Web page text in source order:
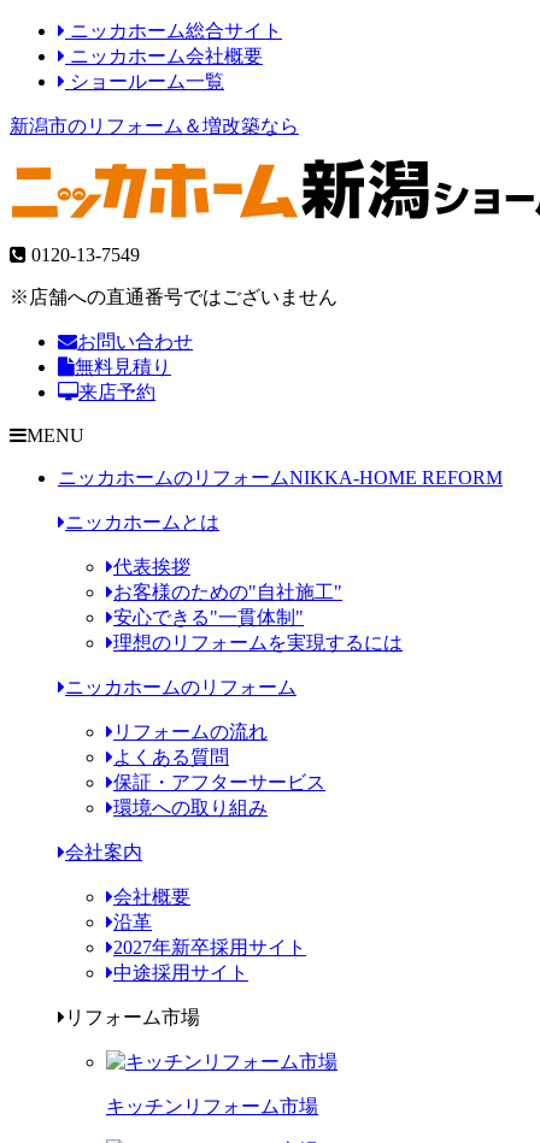
ニッカホーム総合サイト
ニッカホーム会社概要
ショールーム一覧
新潟市のリフォーム＆増改築なら
0120-13-7549
※店舗への直通番号ではございません
お問い合わせ
無料見積り
来店予約
MENU
ニッカホームのリフォームNIKKA-HOME REFORM
ニッカホームとは
代表挨拶
お客様のための"自社施工"
安心できる"一貫体制"
理想のリフォームを実現するには
ニッカホームのリフォーム
リフォームの流れ
よくある質問
保証・アフターサービス
環境への取り組み
会社案内
会社概要
沿革
2027年新卒採用サイト
中途採用サイト
リフォーム市場
キッチンリフォーム市場